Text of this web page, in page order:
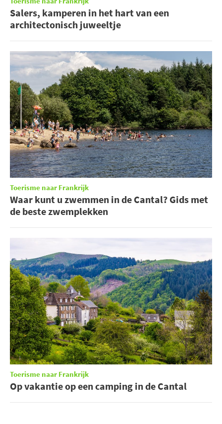
Salers, kamperen in het hart van een
architectonisch juweeltje
Toerisme naar Frankrijk
Waar kunt u zwemmen in de Cantal? Gids met
de beste zwemplekken
Toerisme naar Frankrijk
Op vakantie op een camping in de Cantal